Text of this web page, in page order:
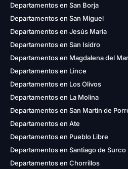
Departamentos en San Borja
Departamentos en San Miguel
Departamentos en Jesús María
Departamentos en San Isidro
Departamentos en Magdalena del Mar
Departamentos en Lince
Departamentos en Los Olivos
Departamentos en La Molina
Departamentos en San Martín de
Departamentos en Ate
Departamentos en Pueblo Libre
Departamentos en Santiago de Surco
Departamentos en Chorrillos